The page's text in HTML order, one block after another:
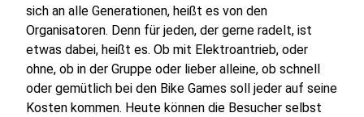
sich an alle Generationen, heißt es von den
Organisatoren. Denn für jeden, der gerne radelt, ist
etwas dabei, heißt es. Ob mit Elektroantrieb, oder
ohne, ob in der Gruppe oder lieber alleine, ob schnell
oder gemütlich bei den Bike Games soll jeder auf seine
Kosten kommen. Heute können die Besucher selbst